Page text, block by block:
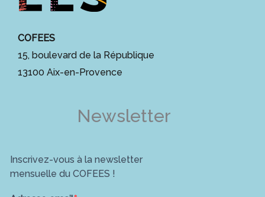
COFEES
15, boulevard de la République
13100 Aix-en-Provence
Newsletter
Inscrivez-vous à la newsletter
mensuelle du COFEES !